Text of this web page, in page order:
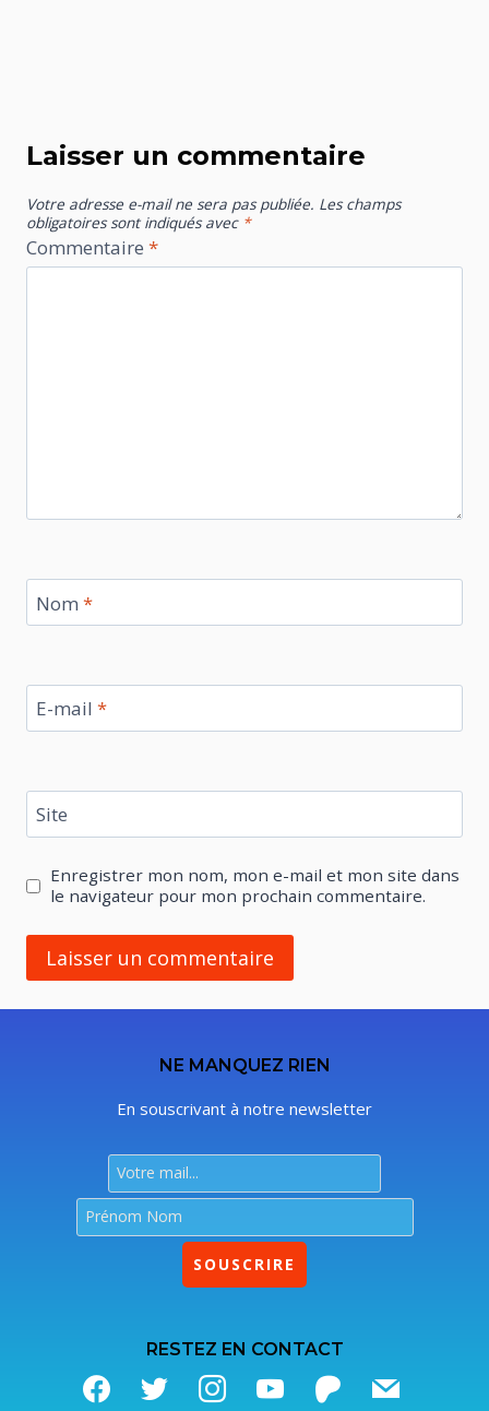
Laisser un commentaire
Votre adresse e-mail ne sera pas publiée. Les champs
obligatoires sont indiqués avec *
Commentaire *
Nom *
E-mail *
Site
Enregistrer mon nom, mon e-mail et mon site dans
le navigateur pour mon prochain commentaire.
NE MANQUEZ RIEN
En souscrivant à notre newsletter
RESTEZ EN CONTACT